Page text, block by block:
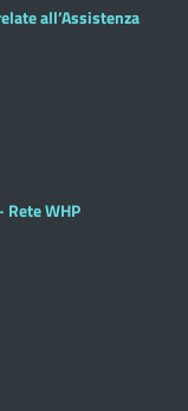
all’Assistenza
WHP